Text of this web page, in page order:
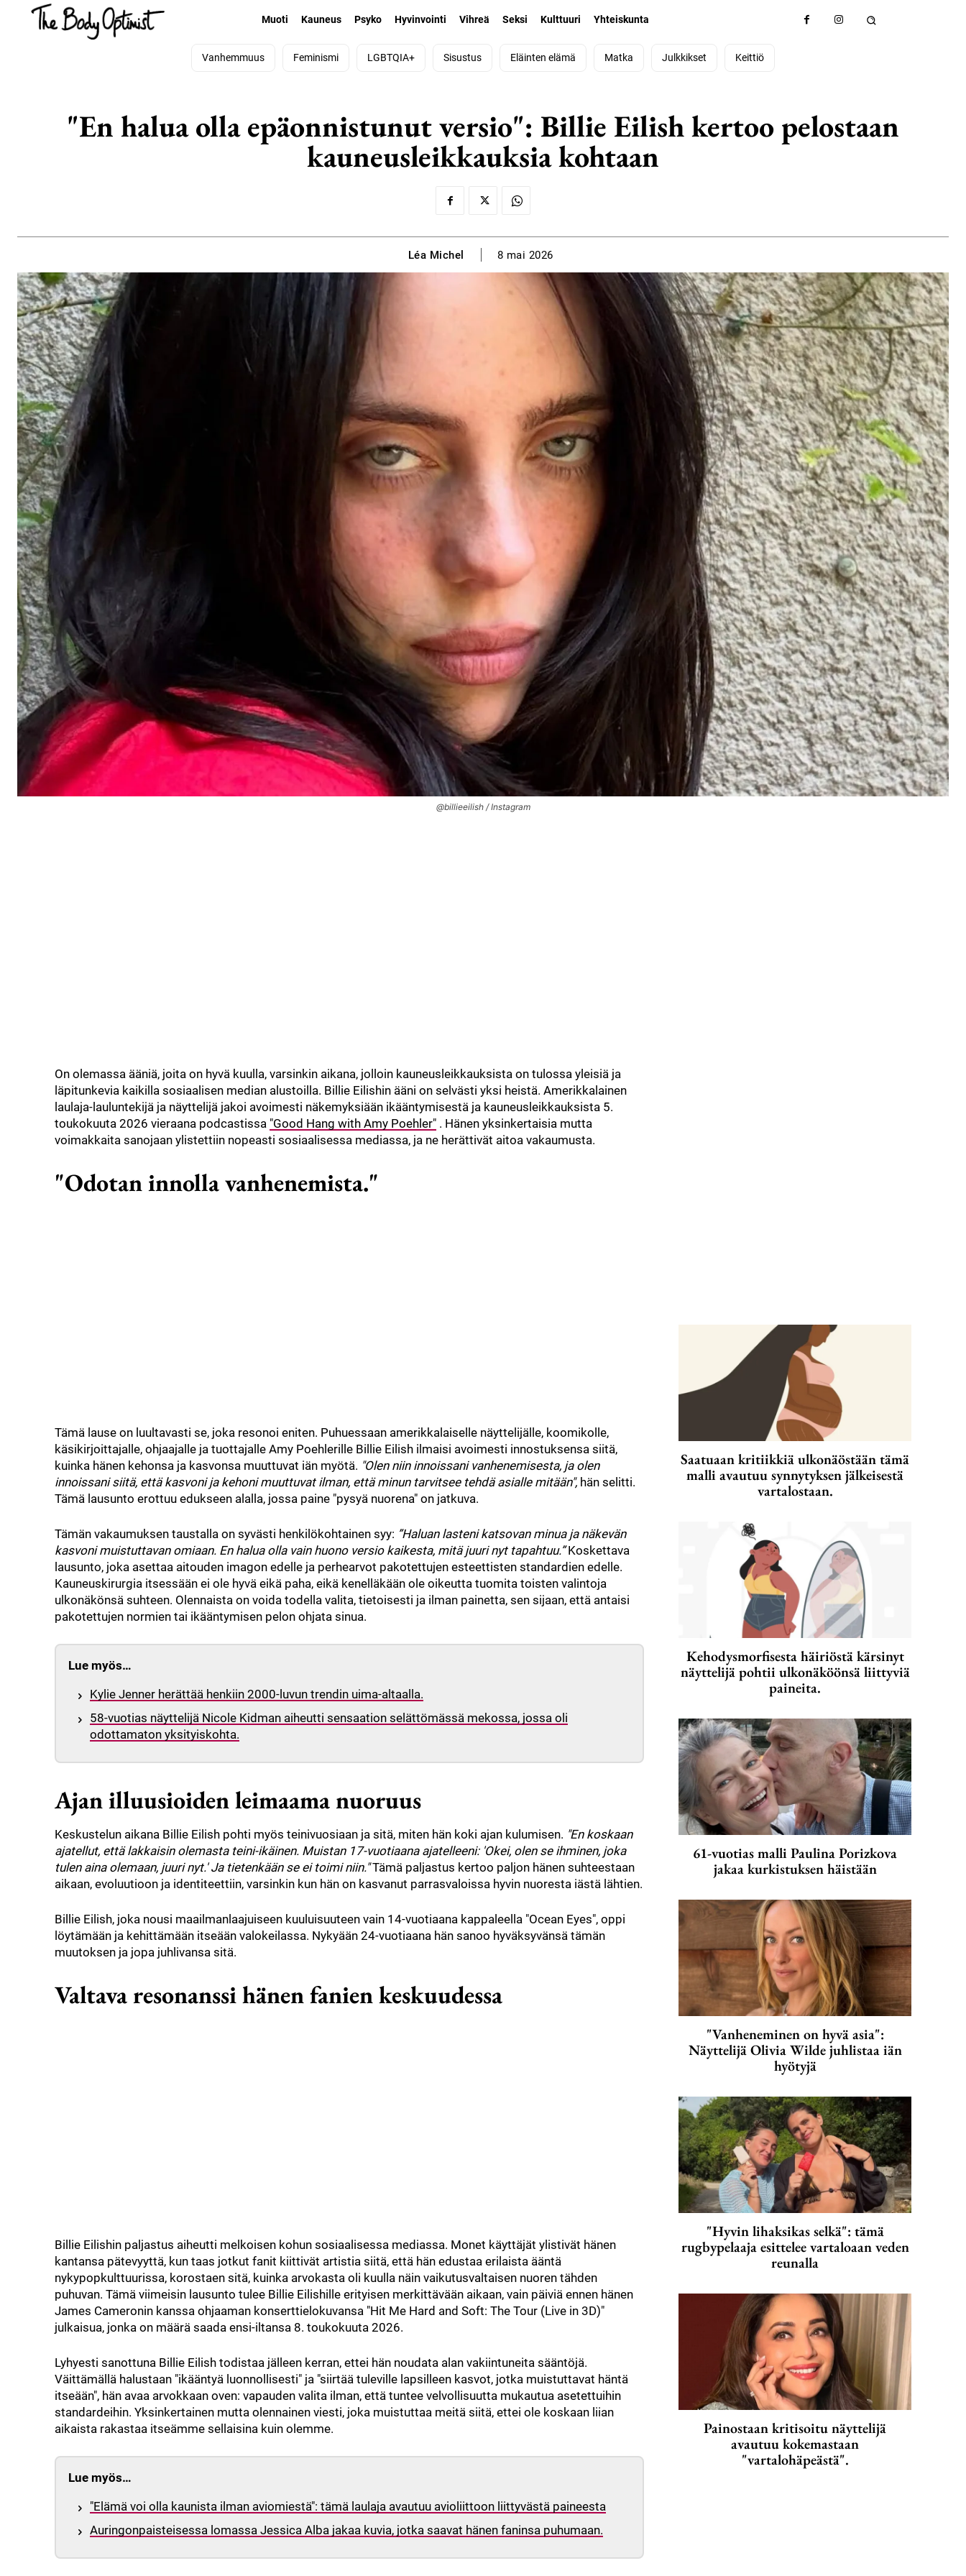
Muoti Kauneus Psyko Hyvinvointi Vihreä Seksi Kulttuuri Yhteiskunta
Vanhemmuus Feminismi LGBTQIA+ Sisustus Eläinten elämä Matka Julkkikset Keittiö
"En halua olla epäonnistunut versio": Billie Eilish kertoo pelostaan
kauneusleikkauksia kohtaan
Léa Michel 8 mai 2026
@billieeilish / Instagram
On olemassa ääniä, joita on hyvä kuulla, varsinkin aikana, jolloin kauneusleikkauksista on tulossa yleisiä ja
läpitunkevia kaikilla sosiaalisen median alustoilla. Billie Eilishin ääni on selvästi yksi heistä. Amerikkalainen
laulaja-lauluntekijä ja näyttelijä jakoi avoimesti näkemyksiään ikääntymisestä ja kauneusleikkauksista 5.
toukokuuta 2026 vieraana podcastissa "Good Hang with Amy Poehler" . Hänen yksinkertaisia mutta
voimakkaita sanojaan ylistettiin nopeasti sosiaalisessa mediassa, ja ne herättivät aitoa vakaumusta.
"Odotan innolla vanhenemista."
Tämä lause on luultavasti se, joka resonoi eniten. Puhuessaan amerikkalaiselle näyttelijälle, koomikolle,
käsikirjoittajalle, ohjaajalle ja tuottajalle Amy Poehlerille Billie Eilish ilmaisi avoimesti innostuksensa siitä,
kuinka hänen kehonsa ja kasvonsa muuttuvat iän myötä. "Olen niin innoissani vanhenemisesta, ja olen
innoissani siitä, että kasvoni ja kehoni muuttuvat ilman, että minun tarvitsee tehdä asialle mitään", hän selitti.
Tämä lausunto erottuu edukseen alalla, jossa paine "pysyä nuorena" on jatkuva.
Tämän vakaumuksen taustalla on syvästi henkilökohtainen syy: ”Haluan lasteni katsovan minua ja näkevän
kasvoni muistuttavan omiaan. En halua olla vain huono versio kaikesta, mitä juuri nyt tapahtuu.”Koskettava
lausunto, joka asettaa aitouden imagon edelle ja perhearvot pakotettujen esteettisten standardien edelle.
Kauneuskirurgia itsessään ei ole hyvä eikä paha, eikä kenelläkään ole oikeutta tuomita toisten valintoja
ulkonäkönsä suhteen. Olennaista on voida todella valita, tietoisesti ja ilman painetta, sen sijaan, että antaisi
pakotettujen normien tai ikääntymisen pelon ohjata sinua.
Lue myös…
Kylie Jenner herättää henkiin 2000-luvun trendin uima-altaalla.
58-vuotias näyttelijä Nicole Kidman aiheutti sensaation selättömässä mekossa, jossa oli
odottamaton yksityiskohta.
Ajan illuusioiden leimaama nuoruus
Keskustelun aikana Billie Eilish pohti myös teinivuosiaan ja sitä, miten hän koki ajan kulumisen. "En koskaan
ajatellut, että lakkaisin olemasta teini-ikäinen. Muistan 17-vuotiaana ajatelleeni: 'Okei, olen se ihminen, joka
tulen aina olemaan, juuri nyt.' Ja tietenkään se ei toimi niin."Tämä paljastus kertoo paljon hänen suhteestaan
aikaan, evoluutioon ja identiteettiin, varsinkin kun hän on kasvanut parrasvaloissa hyvin nuoresta iästä lähtien.
Billie Eilish, joka nousi maailmanlaajuiseen kuuluisuuteen vain 14-vuotiaana kappaleella "Ocean Eyes", oppi
löytämään ja kehittämään itseään valokeilassa. Nykyään 24-vuotiaana hän sanoo hyväksyvänsä tämän
muutoksen ja jopa juhlivansa sitä.
Valtava resonanssi hänen fanien keskuudessa
Billie Eilishin paljastus aiheutti melkoisen kohun sosiaalisessa mediassa. Monet käyttäjät ylistivät hänen
kantansa pätevyyttä, kun taas jotkut fanit kiittivät artistia siitä, että hän edustaa erilaista ääntä
nykypopkulttuurissa, korostaen sitä, kuinka arvokasta oli kuulla näin vaikutusvaltaisen nuoren tähden
puhuvan. Tämä viimeisin lausunto tulee Billie Eilishille erityisen merkittävään aikaan, vain päiviä ennen hänen
James Cameronin kanssa ohjaaman konserttielokuvansa "Hit Me Hard and Soft: The Tour (Live in 3D)"
julkaisua, jonka on määrä saada ensi-iltansa 8. toukokuuta 2026.
Lyhyesti sanottuna Billie Eilish todistaa jälleen kerran, ettei hän noudata alan vakiintuneita sääntöjä.
Väittämällä halustaan "ikääntyä luonnollisesti" ja "siirtää tuleville lapsilleen kasvot, jotka muistuttavat häntä
itseään", hän avaa arvokkaan oven: vapauden valita ilman, että tuntee velvollisuutta mukautua asetettuihin
standardeihin. Yksinkertainen mutta olennainen viesti, joka muistuttaa meitä siitä, ettei ole koskaan liian
aikaista rakastaa itseämme sellaisina kuin olemme.
Lue myös…
"Elämä voi olla kaunista ilman aviomiestä": tämä laulaja avautuu avioliittoon liittyvästä paineesta
Auringonpaisteisessa lomassa Jessica Alba jakaa kuvia, jotka saavat hänen faninsa puhumaan.
Saatuaan kritiikkiä ulkonäöstään tämä
malli avautuu synnytyksen jälkeisestä
vartalostaan.
Kehodysmorfisesta häiriöstä kärsinyt
näyttelijä pohtii ulkonäköönsä liittyviä
paineita.
61-vuotias malli Paulina Porizkova
jakaa kurkistuksen häistään
"Vanheneminen on hyvä asia":
Näyttelijä Olivia Wilde juhlistaa iän
hyötyjä
"Hyvin lihaksikas selkä": tämä
rugbypelaaja esittelee vartaloaan veden
reunalla
Painostaan kritisoitu näyttelijä
avautuu kokemastaan
"vartalohäpeästä".